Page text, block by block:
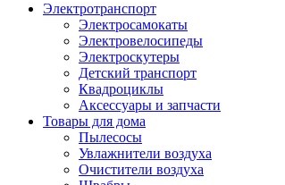
Электротранспорт
Электросамокаты
Электровелосипеды
Электроскутеры
Детский транспорт
Квадроциклы
Аксессуары и запчасти
Товары для дома
Пылесосы
Увлажнители воздуха
Очистители воздуха